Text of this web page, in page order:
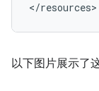
以下图片展示了